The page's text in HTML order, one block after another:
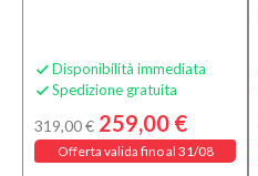
 Disponibilità immediata
 Spedizione gratuita
319,00 € 259,00 €
Offerta valida fino al 31/08